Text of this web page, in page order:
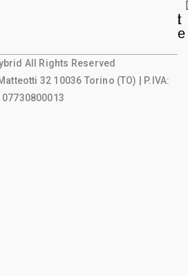
l
e
t
All Rights Reserved
32 10036 Torino (TO) | P.IVA:
07730800013